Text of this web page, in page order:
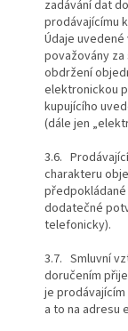
zadávání dat
prodávajícímu
Údaje
považovány
obdržení
elektronickou
kupujícího
(dále jen
3.6.
charakteru
dodatečné
telefonicky).
3.7. Smluvní
doručením
je
a to na adresu